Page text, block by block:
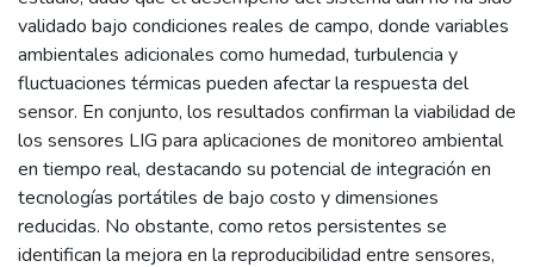
validado bajo condiciones reales de campo, donde variables
ambientales adicionales como humedad, turbulencia y
fluctuaciones térmicas pueden afectar la respuesta del
sensor. En conjunto, los resultados confirman la viabilidad de
los sensores LIG para aplicaciones de monitoreo ambiental
en tiempo real, destacando su potencial de integración en
tecnologías portátiles de bajo costo y dimensiones
reducidas. No obstante, como retos persistentes se
identifican la mejora en la reproducibilidad entre sensores,